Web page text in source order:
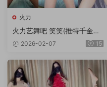
火力
火力艺舞吧 笑笑(推特千金）
顶臀摇摆极度诱惑顶胯热舞 4
2026-02-07 15